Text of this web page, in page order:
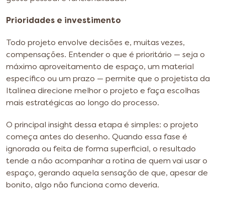
Prioridades e investimento
Todo projeto envolve decisões e, muitas vezes,
compensações. Entender o que é prioritário — seja o
máximo aproveitamento de espaço, um material
específico ou um prazo — permite que o projetista da
Italínea direcione melhor o projeto e faça escolhas
mais estratégicas ao longo do processo.
O principal insight dessa etapa é simples: o projeto
começa antes do desenho. Quando essa fase é
ignorada ou feita de forma superficial, o resultado
tende a não acompanhar a rotina de quem vai usar o
espaço, gerando aquela sensação de que, apesar de
bonito, algo não funciona como deveria.